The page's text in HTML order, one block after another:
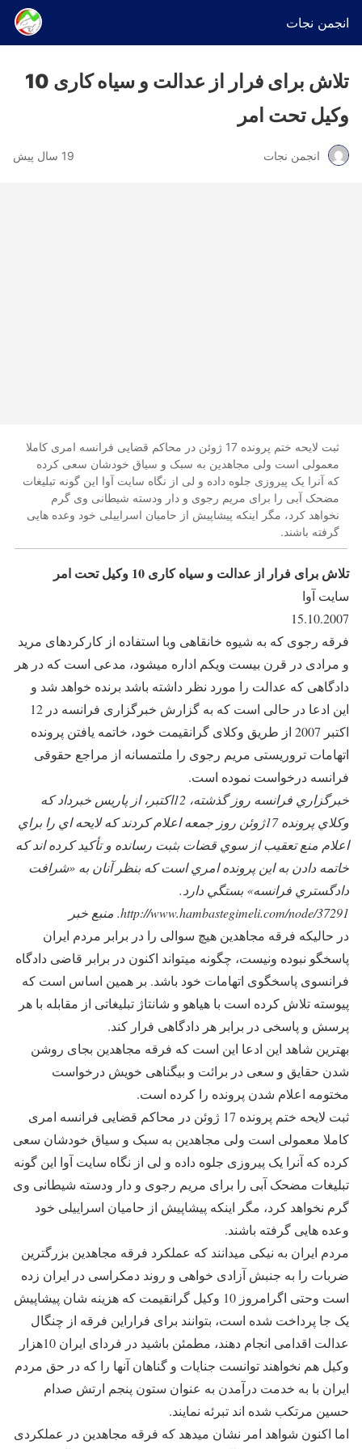
انجمن نجات
تلاش برای فرار از عدالت و سیاه کاری 10
وکیل تحت امر
انجمن نجات 19 سال پیش
ثبت لایحه ختم پرونده 17 ژوئن در محاکم قضایی فرانسه امری کاملا
معمولی است ولی مجاهدین به سبک و سیاق خودشان سعی کرده
که آنرا یک پیروزی جلوه داده و لی از نگاه سایت آوا این گونه تبلیغات
مضحک آبی را برای مریم رجوی و دار ودسته شیطانی وی گرم
نخواهد کرد، مگر اینکه پیشاپیش از حامیان اسراییلی خود وعده هایی
گرفته باشند.
تلاش برای فرار از عدالت و سیاه کاری 10 وکیل تحت امر
سایت آوا
15.10.2007
فرقه رجوی که به شیوه خانقاهی وبا استفاده از کارکردهای مرید
و مرادی در قرن بیست ویکم اداره میشود، مدعی است که در هر
دادگاهی که عدالت را مورد نظر داشته باشد برنده خواهد شد و
این ادعا در حالی است که به گزارش خبرگزاری فرانسه در 12
اکتبر 2007 از طریق وکلای گرانقیمت خود، خاتمه یافتن پرونده
اتهامات تروریستی مریم رجوی را ملتمسانه از مراجع حقوقی
فرانسه درخواست نموده است.
خبرگزاري فرانسه روز گذشته، 12اكتبر، از پاريس خبرداد كه
وكلاي پرونده 17ژوئن روز جمعه اعلام كردند كه لايحه اي را براي
اعلام منع تعقيب از سوي قضات بثبت رسانده و تأكيد كرده اند كه
خاتمه دادن به اين پرونده امري است كه بنظر آنان به «شرافت
دادگستري فرانسه» بستگي دارد.
http://www.hambastegimeli.com/node/37291. منبع خبر
در حالیکه فرقه مجاهدین هیچ سوالی را در برابر مردم ایران
پاسخگو نبوده ونیست، چگونه میتواند اکنون در برابر قاضی دادگاه
فرانسوی پاسخگوی اتهامات خود باشد. بر همین اساس است که
پیوسته تلاش کرده است با هیاهو و شانتاژ تبلیغاتی از مقابله با هر
پرسش و پاسخی در برابر هر دادگاهی فرار کند.
بهترین شاهد این ادعا این است که فرقه مجاهدین بجای روشن
شدن حقایق و سعی در برائت و بیگناهی خویش درخواست
مختومه اعلام شدن پرونده را کرده است.
ثبت لایحه ختم پرونده 17 ژوئن در محاکم قضایی فرانسه امری
کاملا معمولی است ولی مجاهدین به سبک و سیاق خودشان سعی
کرده که آنرا یک پیروزی جلوه داده و لی از نگاه سایت آوا این گونه
تبلیغات مضحک آبی را برای مریم رجوی و دار ودسته شیطانی وی
گرم نخواهد کرد، مگر اینکه پیشاپیش از حامیان اسراییلی خود
وعده هایی گرفته باشند.
مردم ایران به نیکی میدانند که عملکرد فرقه مجاهدین بزرگترین
ضربات را به جنبش آزادی خواهی و روند دمکراسی در ایران زده
است وحتی اگرامروز 10 وکیل گرانقیمت که هزینه شان پیشاپیش
یک جا پرداخت شده است، بتوانند برای فراراین فرقه از چنگال
عدالت اقدامی انجام دهند، مطمئن باشید در فردای ایران 10هزار
وکیل هم نخواهند توانست جنایات و گناهان آنها را که در حق مردم
ایران با به خدمت درآمدن به عنوان ستون پنجم ارتش صدام
حسین مرتکب شده اند تبرئه نمایند.
اما اکنون شواهد امر نشان میدهد که فرقه مجاهدین در عملکردی